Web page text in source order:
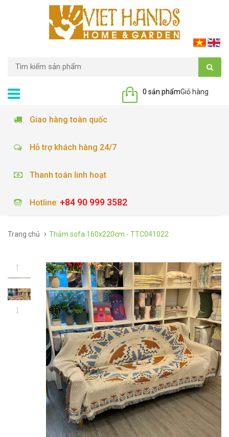
Giỏ hàng
0 sản phẩm
Giao hàng toàn quốc
Hỗ trợ khách hàng 24/7
Thanh toán linh hoạt
Hotline: +84 90 999 3582
Trang chủ Thảm sofa 160x220cm - TTC041022